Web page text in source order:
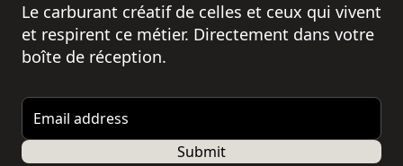
Le carburant créatif de celles et ceux qui vivent
et respirent ce métier. Directement dans votre
boîte de réception.
Email address
Submit